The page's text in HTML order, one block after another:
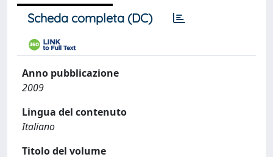
Scheda completa (DC)
Anno pubblicazione
2009
Lingua del contenuto
Italiano
Titolo del volume